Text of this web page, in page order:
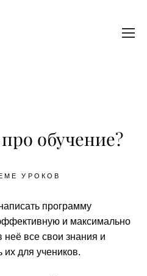
обучение?
УРОКОВ
программу
и максимально
все свои знания и
их для учеников.